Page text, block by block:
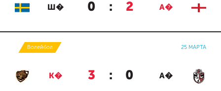
Ш� 0 : 2 А�
Волейбол 25 МАРТА
К� 3 : 0 А�